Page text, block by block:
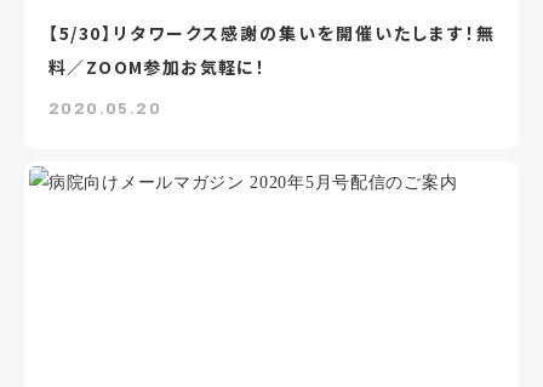
【5/30】リタワークス感謝の集いを開催いたします！無
料／ZOOM参加お気軽に！
2020.05.20